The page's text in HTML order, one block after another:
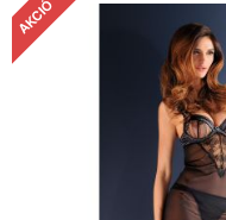
AKCIÓ